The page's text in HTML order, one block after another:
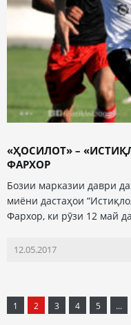
«ҲОСИЛОТ» –
ФАРХОР
Бозии марказии даври
миёни дастаҳои
Фархор, ки рӯзи 12 май
12.05.2017
1 2 3 4 5 ...